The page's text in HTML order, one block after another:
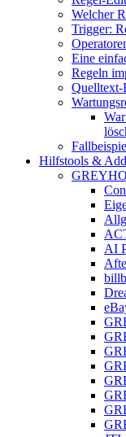
Welcher
Trigger:
Eine
Regeln
Quelltext-
Hilfstools &
AI